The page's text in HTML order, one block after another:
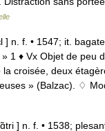
] n. f. • 1547; it.
1 ♦ Vx Objet de peu
croisée, deux
» (Balzac). ♢
] n. f. • 1538;